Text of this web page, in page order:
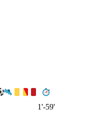
1'-59'